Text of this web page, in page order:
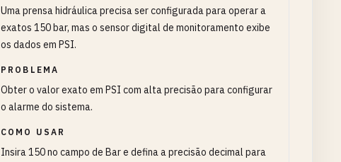
Uma prensa hidráulica precisa ser configurada para operar a
exatos 150 bar, mas o sensor digital de monitoramento exibe
os dados em PSI.
PROBLEMA
Obter o valor exato em PSI com alta precisão para configurar
o alarme do sistema.
COMO USAR
Insira 150 no campo de Bar e defina a precisão decimal para